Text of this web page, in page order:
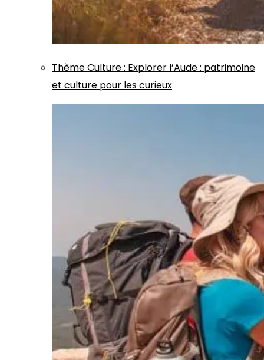
ThèmeCulture: Explorer l’Aude : patrimoine
et culture pour les curieux